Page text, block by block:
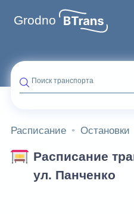
Grodno
Поиск транспорта
Расписание Остановки
Расписание
ул. Панченко